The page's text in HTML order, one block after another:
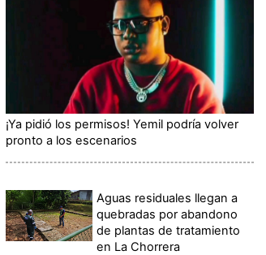
¡Ya pidió los permisos! Yemil podría volver
pronto a los escenarios
Aguas residuales llegan a
quebradas por abandono
de plantas de tratamiento
en La Chorrera